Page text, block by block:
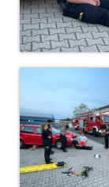
KatS-
Musikzug
Infos